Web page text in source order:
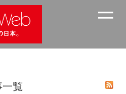
覧